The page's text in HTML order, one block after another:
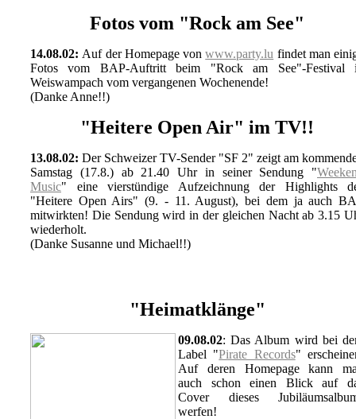
Fotos vom "Rock am See"
14.08.02: Auf der Homepage vonwww.party.lu findet man
Fotos vom BAP-Auftritt beim "Rock am See"-Festival
Weiswampach vom vergangenen Wochenende!
(Danke Anne!!)
"Heitere Open Air" im TV!!
13.08.02: Der Schweizer TV-Sender "SF 2" zeigt am
Samstag (17.8.) ab 21.40 Uhr in seiner Sendung "
Music" eine vierstündige Aufzeichnung der Highlights
"Heitere Open Airs" (9. - 11. August), bei dem ja auch
mitwirkten! Die Sendung wird in der gleichen Nacht ab 3.15
wiederholt.
(Danke Susanne und Michael!!)
"Heimatklänge"
09.08.02: Das Album wird bei
Label "Pirate Records"
Auf deren Homepage kann
auch schon einen Blick auf
Cover dieses
werfen!